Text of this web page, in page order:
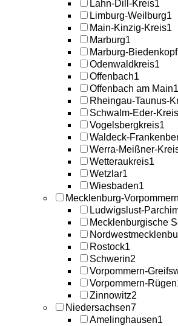
Lahn-Dill-Kreis1
Limburg-Weilburg1
Main-Kinzig-Kreis1
Marburg1
Marburg-Biedenkopf
Odenwaldkreis1
Offenbach1
Offenbach am Main1
Rheingau-Taunus-
Schwalm-Eder-Kreis
Vogelsbergkreis1
Waldeck-
Werra-Meißner-
Wetteraukreis1
Wetzlar1
Wiesbaden1
Mecklenburg-Vorpommern
Ludwigslust-
Mecklenburgische
Rostock1
Schwerin2
Vorpommern-
Vorpommern-Rügen
Zinnowitz2
Niedersachsen7
Amelinghausen1